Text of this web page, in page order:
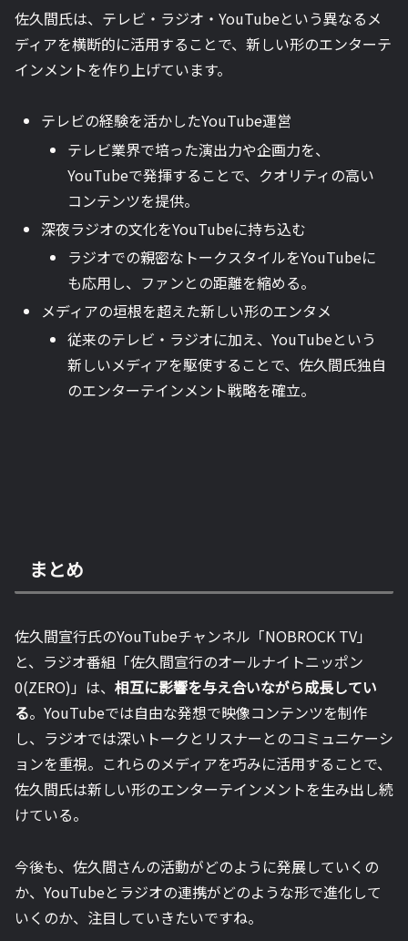
佐久間氏は、テレビ・ラジオ・YouTubeという異なるメ
ディアを横断的に活用することで、新しい形のエンターテ
インメントを作り上げています。
テレビの経験を活かしたYouTube運営
テレビ業界で培った演出力や企画力を、
YouTubeで発揮することで、クオリティの高い
コンテンツを提供。
深夜ラジオの文化をYouTubeに持ち込む
ラジオでの親密なトークスタイルをYouTubeに
も応用し、ファンとの距離を縮める。
メディアの垣根を超えた新しい形のエンタメ
従来のテレビ・ラジオに加え、YouTubeという
新しいメディアを駆使することで、佐久間氏独自
のエンターテインメント戦略を確立。
まとめ
佐久間宣行氏のYouTubeチャンネル「NOBROCK TV」
と、ラジオ番組「佐久間宣行のオールナイトニッポン
0(ZERO)」は、 相互に影響を与え合いながら成長してい
る。YouTubeでは自由な発想で映像コンテンツを制作
し、ラジオでは深いトークとリスナーとのコミュニケーシ
ョンを重視。これらのメディアを巧みに活用することで、
佐久間氏は新しい形のエンターテインメントを生み出し続
けている。
今後も、佐久間さんの活動がどのように発展していくの
か、YouTubeとラジオの連携がどのような形で進化して
いくのか、注目していきたいですね。